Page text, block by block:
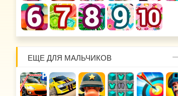
ЕЩЕ ДЛЯ МАЛЬЧИКОВ